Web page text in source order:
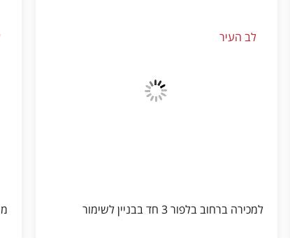
לב העיר
למכירה ברחוב בלפור 3 חד בבניין לשימור